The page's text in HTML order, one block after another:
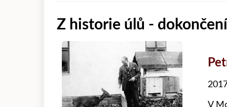
Z historie úlů - dokončení
V